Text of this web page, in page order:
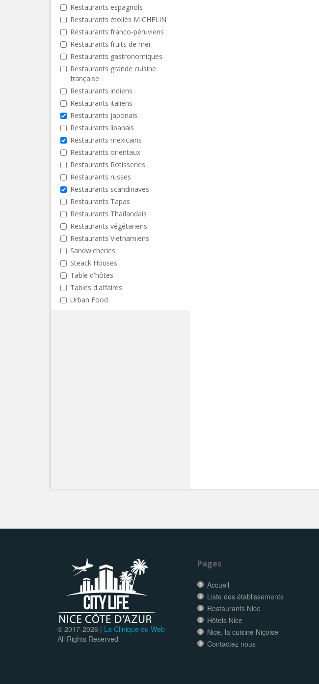
Restaurants espagnols
Restaurants étoilés MICHELIN
Restaurants franco-péruviens
Restaurants fruits de mer
Restaurants gastronomiques
Restaurants grande cuisine
française
Restaurants indiens
Restaurants italiens
Restaurants japonais
Restaurants libanais
Restaurants mexicains
Restaurants orientaux
Restaurants Rotisseries
Restaurants russes
Restaurants scandinaves
Restaurants Tapas
Restaurants Thaïlandais
Restaurants végétariens
Restaurants Vietnamiens
Sandwicheries
Steack Houses
Table d'hôtes
Tables d'affaires
Urban Food
© 2017-2026 | La Clinique du Web
All Rights Reserved
Pages
Accueil
Liste des établissements
Restaurants Nice
Hôtels Nice
Nice, la cuisine Niçoise
Contactez nous